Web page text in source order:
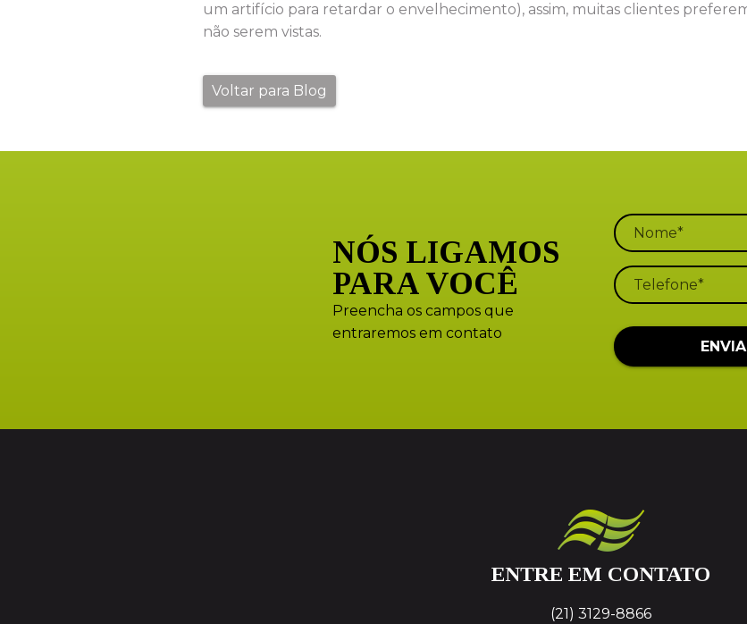
um artifício para retardar o envelhecimento), assim, muitas clientes
não serem vistas.
Voltar para Blog
NÓS LIGAMOS
PARA VOCÊ
Preencha os campos que
entraremos em contato
ENTRE EM CONTATO
(21) 3129-8866